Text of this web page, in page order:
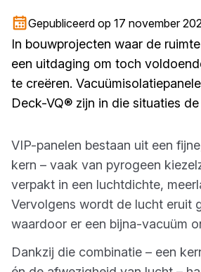
Gepubliceerd op 17 november
In bouwprojecten waar de
een uitdaging om toch
te creëren.
Deck-VQ® zijn in die situaties
VIP-panelen bestaan uit een
kern – vaak van pyrogeen
verpakt in een luchtdichte,
Vervolgens wordt de lucht eruit
waardoor er een bijna-vacuüm
Dankzij die combinatie – een